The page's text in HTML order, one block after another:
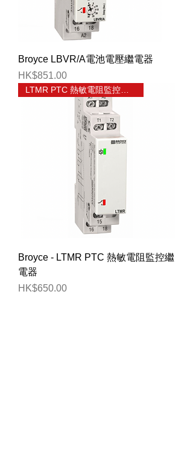
Broyce LBVR/A電池電壓繼電器
價格
HK$851.00
Broyce - LTMR PTC 熱敏電阻監控繼
電器
價格
HK$650.00